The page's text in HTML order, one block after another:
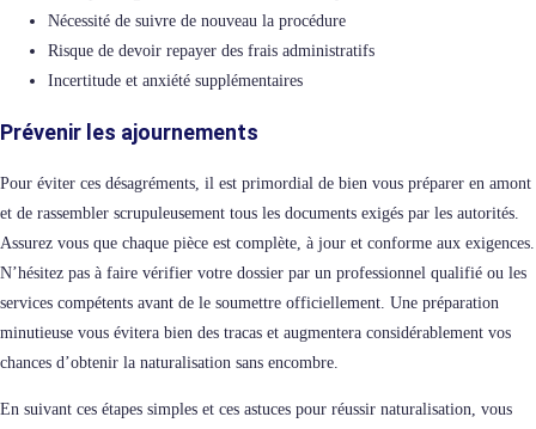
Nécessité de suivre de nouveau la procédure
Risque de devoir repayer des frais administratifs
Incertitude et anxiété supplémentaires
Prévenir les ajournements
Pour éviter ces désagréments, il est primordial de bien vous préparer en amont
et de rassembler scrupuleusement tous les documents exigés par les autorités.
Assurez vous que chaque pièce est complète, à jour et conforme aux exigences.
N’hésitez pas à faire vérifier votre dossier par un professionnel qualifié ou les
services compétents avant de le soumettre officiellement. Une préparation
minutieuse vous évitera bien des tracas et augmentera considérablement vos
chances d’obtenir la naturalisation sans encombre.
En suivant ces étapes simples et ces astuces pour réussir naturalisation, vous